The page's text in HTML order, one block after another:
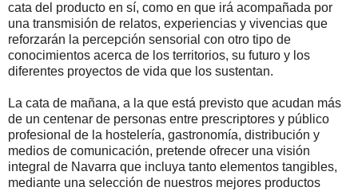
cata del producto en sí, como en que irá acompañada por
una transmisión de relatos, experiencias y vivencias que
reforzarán la percepción sensorial con otro tipo de
conocimientos acerca de los territorios, su futuro y los
diferentes proyectos de vida que los sustentan.
La cata de mañana, a la que está previsto que acudan más
de un centenar de personas entre prescriptores y público
profesional de la hostelería, gastronomía, distribución y
medios de comunicación, pretende ofrecer una visión
integral de Navarra que incluya tanto elementos tangibles,
mediante una selección de nuestros mejores productos